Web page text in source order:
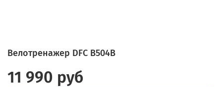
Велотренажер DFC B504B
11 990 руб